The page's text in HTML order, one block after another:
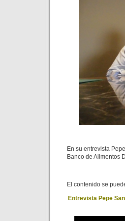
En su entrevista
Banco de Alimentos
El contenido se
Entrevista Pepe